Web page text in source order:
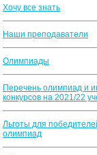
Хочу все знать
Наши преподаватели
Олимпиады
Перечень олимпиад и
конкурсов на 2021/22
Льготы для
олимпиад